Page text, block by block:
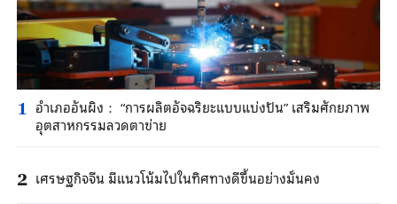
1 อำเภออันผิง： “การผลิตอัจฉริยะแบบแบ่งปัน” เสริมศักยภาพ
อุตสาหกรรมลวดตาข่าย
2 เศรษฐกิจจีน มีแนวโน้มไปในทิศทางดีขึ้นอย่างมั่นคง